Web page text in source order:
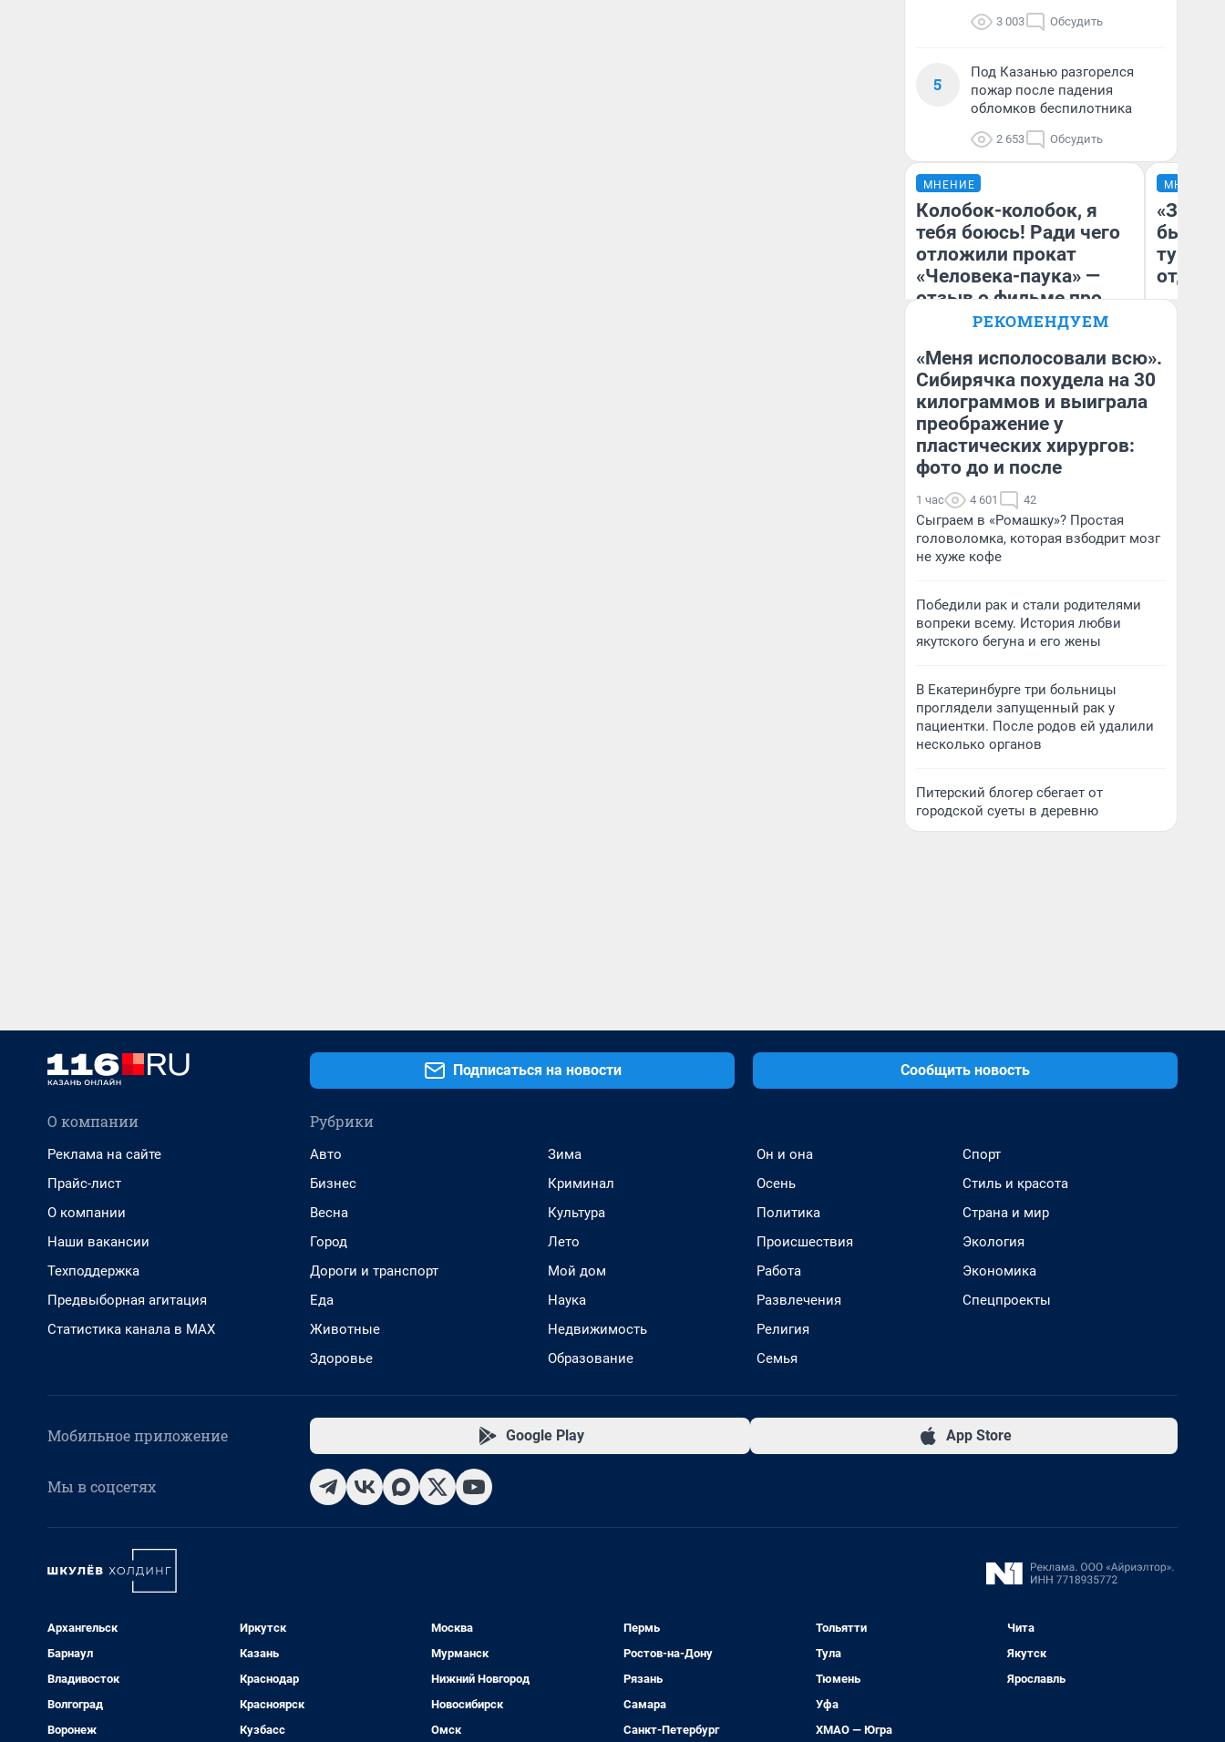
3 003 Обсудить
5
Под Казанью разгорелся
пожар после падения
обломков беспилотника
2 653 Обсудить
МНЕНИЕ
Колобок-колобок, я
тебя боюсь! Ради чего
отложили прокат
«Человека-паука» —
отзыв о фильме про
«человека-булку»
Надежда Губарь
МНЕНИЕ
«За
были
РЕКОМЕНДУЕМ
«Меня исполосовали всю».
Сибирячка похудела на 30
килограммов и выиграла
преображение у
пластических хирургов:
фото до и после
1 час 4 601 42
Сыграем в «Ромашку»? Простая
головоломка, которая взбодрит мозг
не хуже кофе
Победили рак и стали родителями
вопреки всему. История любви
якутского бегуна и его жены
В Екатеринбурге три больницы
проглядели запущенный рак у
пациентки. После родов ей удалили
несколько органов
Питерский блогер сбегает от
городской суеты в деревню
Подписаться на новости Сообщить новость
О компании
Реклама на сайте
Прайс-лист
О компании
Наши вакансии
Техподдержка
Предвыборная агитация
Статистика канала в MAX
Рубрики
Авто
Бизнес
Весна
Город
Дороги и транспорт
Еда
Животные
Здоровье
Зима
Криминал
Культура
Лето
Мой дом
Наука
Недвижимость
Образование
Он и она
Осень
Политика
Происшествия
Работа
Развлечения
Религия
Семья
Спорт
Стиль и красота
Страна и мир
Экология
Экономика
Спецпроекты
Мобильное приложение Google Play App Store
Мы в соцсетях
Архангельск
Барнаул
Владивосток
Волгоград
Воронеж
Иркутск
Казань
Краснодар
Красноярск
Кузбасс
Москва
Мурманск
Нижний Новгород
Новосибирск
Омск
Пермь
Ростов-на-Дону
Рязань
Самара
Санкт-Петербург
Тольятти
Тула
Тюмень
Уфа
ХМАО — Югра
Чита
Якутск
Ярославль